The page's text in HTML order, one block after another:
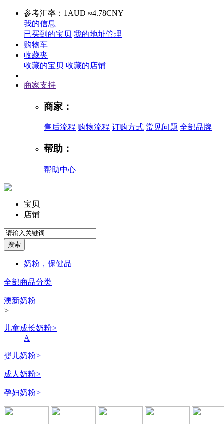
参考汇率：1AUD ≈4.78CNY
我的信息
已买到的宝贝 我的地址管理
购物车
收藏夹
收藏的宝贝 收藏的店铺
商家支持
商家：
售后流程 购物流程 订购方式 常见问题 全部品牌
帮助：
帮助中心
宝贝
店铺
奶粉，保健品
全部商品分类
澳新奶粉
>
儿童成长奶粉>
A
婴儿奶粉>
成人奶粉>
孕妇奶粉>